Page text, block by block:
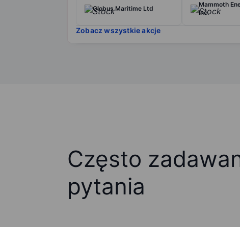
Globus Maritime Ltd
Mammoth
Inc.
Zobacz wszystkie akcje
Często
pytania